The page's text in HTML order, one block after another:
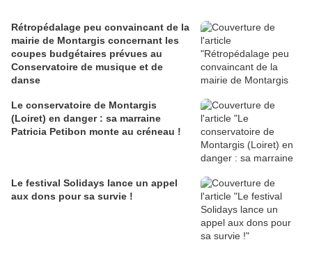
Rétropédalage peu convaincant de la
mairie de Montargis concernant les
coupes budgétaires prévues au
Conservatoire de musique et de
danse
Le conservatoire de Montargis
(Loiret) en danger : sa marraine
Patricia Petibon monte au créneau !
Le festival Solidays lance un appel
aux dons pour sa survie !